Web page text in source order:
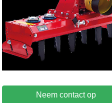
Neem contact op